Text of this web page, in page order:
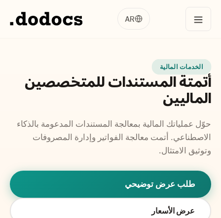
AR
الخدمات المالية
أتمتة المستندات للمتخصصين
الماليين
حوّل عملياتك المالية بمعالجة المستندات المدعومة بالذكاء
الاصطناعي. أتمت معالجة الفواتير وإدارة المصروفات
وتوثيق الامتثال.
طلب عرض توضيحي
عرض الأسعار